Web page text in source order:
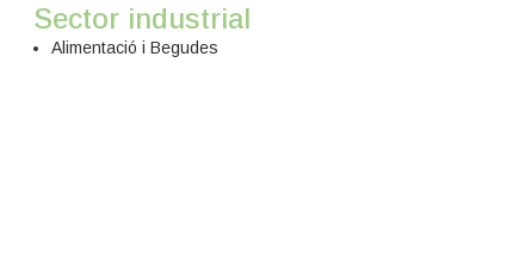
Sector industrial
Alimentació i Begudes